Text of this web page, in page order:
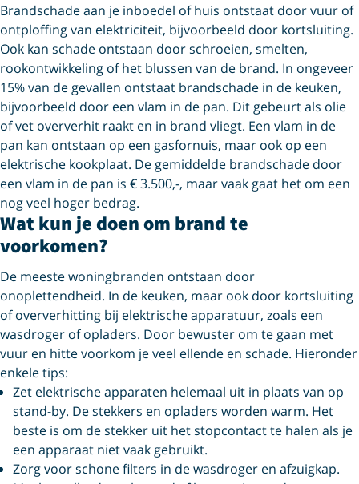
Brandschade aan je inboedel of huis ontstaat door vuur of
ontploffing van elektriciteit, bijvoorbeeld door kortsluiting.
Ook kan schade ontstaan door schroeien, smelten,
rookontwikkeling of het blussen van de brand. In ongeveer
15% van de gevallen ontstaat brandschade in de keuken,
bijvoorbeeld door een vlam in de pan. Dit gebeurt als olie
of vet oververhit raakt en in brand vliegt. Een vlam in de
pan kan ontstaan op een gasfornuis, maar ook op een
elektrische kookplaat. De gemiddelde brandschade door
een vlam in de pan is € 3.500,-, maar vaak gaat het om een
nog veel hoger bedrag.
Wat kun je doen om brand te
voorkomen?
De meeste woningbranden ontstaan door
onoplettendheid. In de keuken, maar ook door kortsluiting
of oververhitting bij elektrische apparatuur, zoals een
wasdroger of opladers. Door bewuster om te gaan met
vuur en hitte voorkom je veel ellende en schade. Hieronder
enkele tips:
Zet elektrische apparaten helemaal uit in plaats van op
stand-by. De stekkers en opladers worden warm. Het
beste is om de stekker uit het stopcontact te halen als je
een apparaat niet vaak gebruikt.
Zorg voor schone filters in de wasdroger en afzuigkap.